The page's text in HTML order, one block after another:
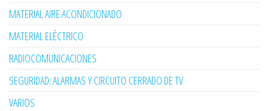
MATERIAL AIRE ACONDICIONADO
MATERIAL ELÉCTRICO
RADIOCOMUNICACIONES
SEGURIDAD: ALARMAS Y CIRCUITO CERRADO DE TV
VARIOS